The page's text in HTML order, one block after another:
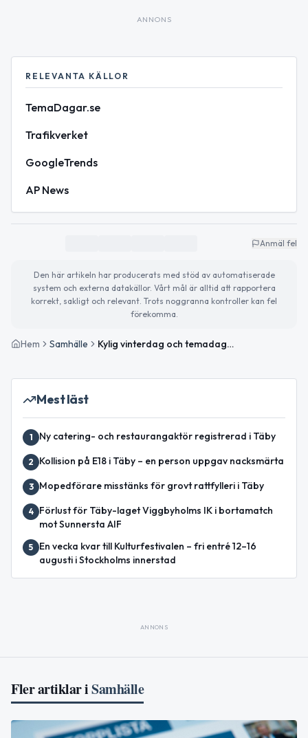
ANNONS
RELEVANTA KÄLLOR
TemaDagar.se
Trafikverket
GoogleTrends
AP News
Anmäl fel
Den här artikeln har producerats med stöd av automatiserade
system och externa datakällor. Vårt mål är alltid att rapportera
korrekt, sakligt och relevant. Trots noggranna kontroller kan fel
förekomma.
Hem Samhälle Kylig vinterdag och temadagar om hälsa och eftertanke
Mest läst
1 Ny catering- och restaurangaktör registrerad i Täby
2 Kollision på E18 i Täby – en person uppgav nacksmärta
3 Mopedförare misstänks för grovt rattfylleri i Täby
4
Förlust för Täby-laget Viggbyholms IK i bortamatch
mot Sunnersta AIF
5
En vecka kvar till Kulturfestivalen – fri entré 12–16
augusti i Stockholms innerstad
ANNONS
Fler artiklar iSamhälle